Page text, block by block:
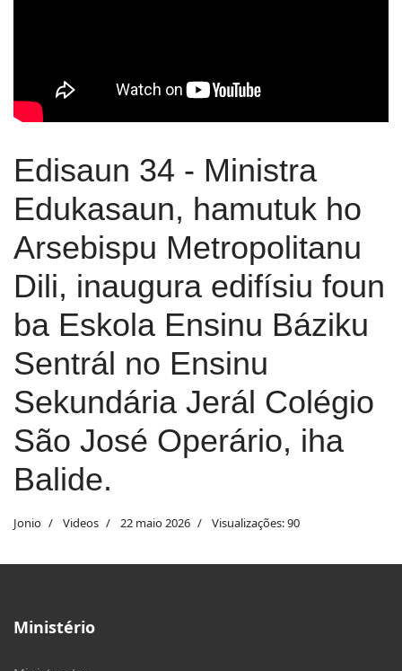
Edisaun 34 - Ministra
Edukasaun, hamutuk ho
Arsebispu Metropolitanu
Dili, inaugura edifísiu foun
ba Eskola Ensinu Báziku
Sentrál no Ensinu
Sekundária Jerál Colégio
São José Operário, iha
Balide.
Jonio Videos 22 maio 2026 Visualizações: 90
Ministério